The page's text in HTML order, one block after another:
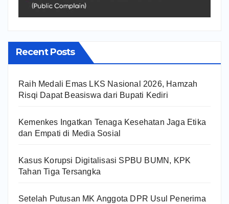
Recent Posts
Raih Medali Emas LKS Nasional 2026, Hamzah
Risqi Dapat Beasiswa dari Bupati Kediri
Kemenkes Ingatkan Tenaga Kesehatan Jaga Etika
dan Empati di Media Sosial
Kasus Korupsi Digitalisasi SPBU BUMN, KPK
Tahan Tiga Tersangka
Setelah Putusan MK Anggota DPR Usul Penerima